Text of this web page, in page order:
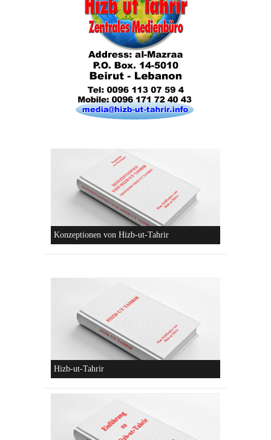
Die Lebensordnung des Islam
Die parteiliche Blockbildung